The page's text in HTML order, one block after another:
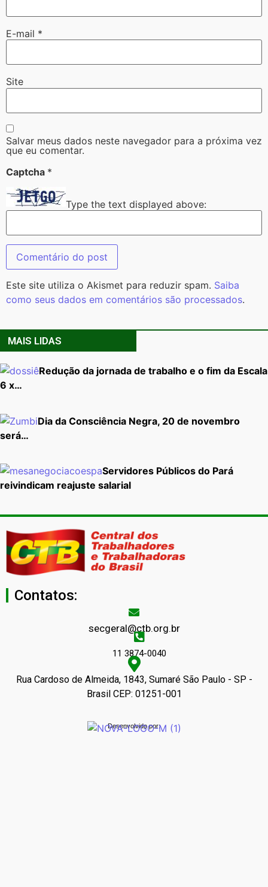
E-mail *
Site
Salvar meus dados neste navegador para a próxima vez
que eu comentar.
Captcha *
Type the text displayed above:
Este site utiliza o Akismet para reduzir spam. Saiba
como seus dados em comentários são processados.
MAIS LIDAS
Redução da jornada de trabalho e o fim da Escala
6 x…
Dia da Consciência Negra, 20 de novembro
será…
Servidores Públicos do Pará
reivindicam reajuste salarial
Contatos:
secgeral@ctb.org.br
11 3874-0040
Rua Cardoso de Almeida, 1843, Sumaré São Paulo - SP -
Brasil CEP: 01251-001
Desenvolvido por: